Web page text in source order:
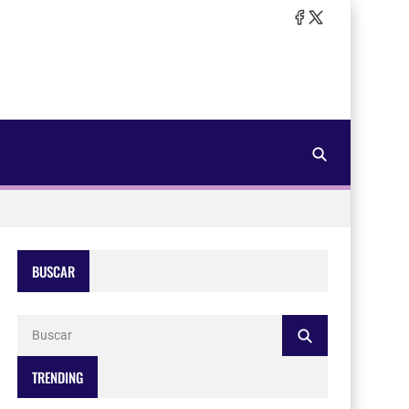
BUSCAR
TRENDING